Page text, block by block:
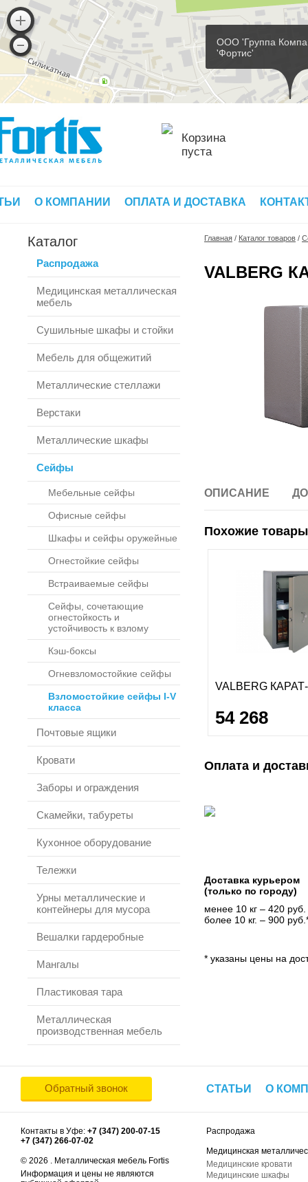
ООО 'Группа
'Фортис'
Корзина
пуста
О КОМПАНИИ ОПЛАТА И ДОСТАВКА
Каталог
Распродажа
Медицинская металлическая
мебель
Сушильные шкафы и стойки
Мебель для общежитий
Металлические стеллажи
Верстаки
Металлические шкафы
Сейфы
Мебельные сейфы
Офисные сейфы
Шкафы и сейфы оружейные
Огнестойкие сейфы
Встраиваемые сейфы
Сейфы, сочетающие
огнестойкость и
устойчивость к взлому
Кэш-боксы
Огневзломостойкие сейфы
Взломостойкие сейфы I-V
класса
Почтовые ящики
Кровати
Заборы и ограждения
Скамейки, табуреты
Кухонное оборудование
Тележки
Урны металлические и
контейнеры для мусора
Вешалки гардеробные
Мангалы
Пластиковая тара
Металлическая
производственная мебель
Главная / Каталог товаров /
VALBERG
ОПИСАНИЕ
Похожие
VALBERG
54 268
Оплата и
Доставка курьером
(только по городу)
менее 10 кг – 420 руб.
более 10 кг. – 900
* указаны цены на
Обратный звонок СТАТЬИ О
Контакты в Уфе: +7 (347) 200-07-15
+7 (347) 266-07-02
© 2026 . Металлическая мебель Fortis
Информация и цены не являются
Распродажа
Медицинская
Медицинские кровати
Медицинские шкафы